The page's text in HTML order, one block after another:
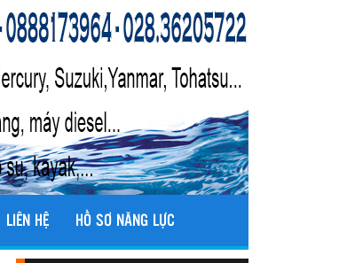
LIÊN HỆ HỒ SƠ NĂNG LỰC